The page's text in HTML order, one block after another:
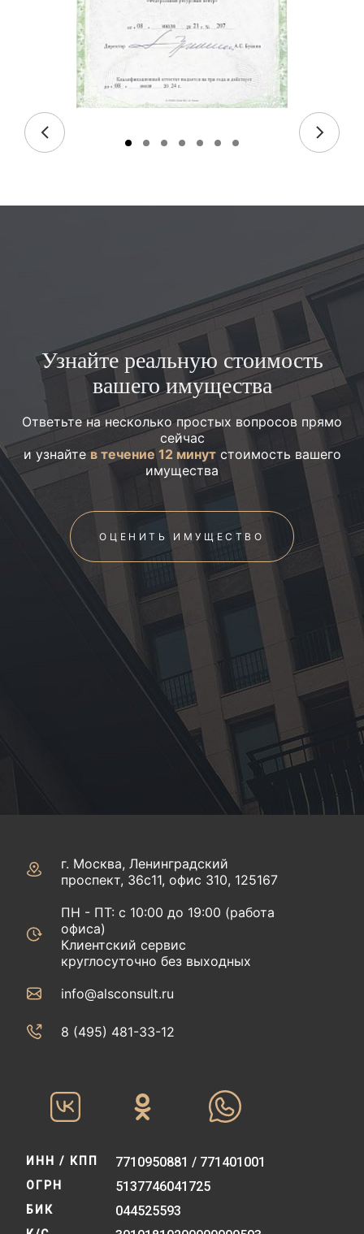
Узнайте реальную стоимость
вашего имущества
Ответьте на несколько простых вопросов прямо
сейчас
и узнайтев течение 12 минутстоимость вашего
имущества
ОЦЕНИТЬ ИМУЩЕСТВО
г. Москва, Ленинградский
проспект, 36с11, офис 310, 125167
ПН - ПТ: с 10:00 до 19:00 (работа
офиса)
Клиентский сервис
круглосуточно без выходных
info@alsconsult.ru
8 (495) 481-33-12‬‬
ИНН / КПП 7710950881 / 771401001
ОГРН 5137746041725
БИК 044525593